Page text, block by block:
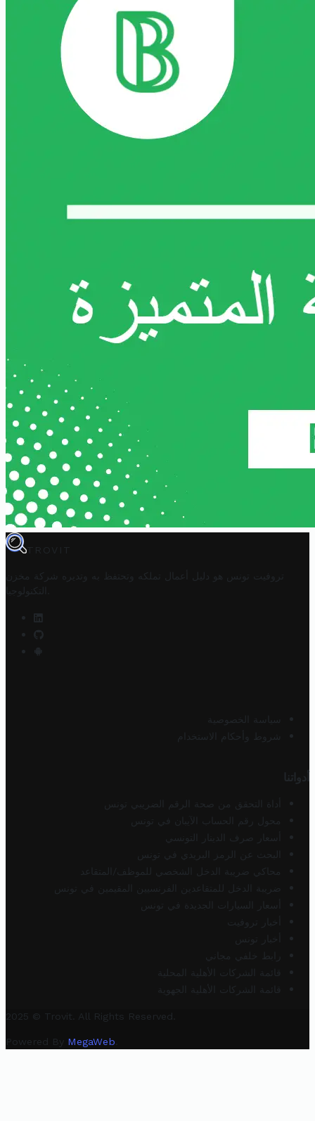
TROVIT
تروفيت تونس هو دليل أعمال تملكه وتحتفظ به وتديره
شركة مخزن
التكنولوجيا
سياسة الخصوصية
شروط وأحكام الاستخدام
أدواتنا
أداة التحقق من صحة الرقم الضريبي تونس
محول رقم الحساب الآيبان في تونس
أسعار صرف الدينار التونسي
البحث عن الرمز البريدي في تونس
محاكي ضريبة الدخل الشخصي للموظف/المتقاعد
ضريبة الدخل للمتقاعدين الفرنسيين المقيمين في تونس
أسعار السيارات الجديدة في تونس
أخبار تروفيت
أخبار تونس
رابط خلفي مجاني
قائمة الشركات الأهلية المحلية
قائمة الشركات الأهلية الجهوية
2025 © Trovit. All Rights Reserved.
Powered By MegaWeb